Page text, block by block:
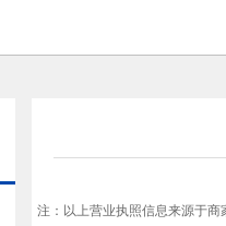
注：以上营业执照信息来源于